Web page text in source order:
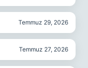
Temmuz 29, 2026
Temmuz 27, 2026